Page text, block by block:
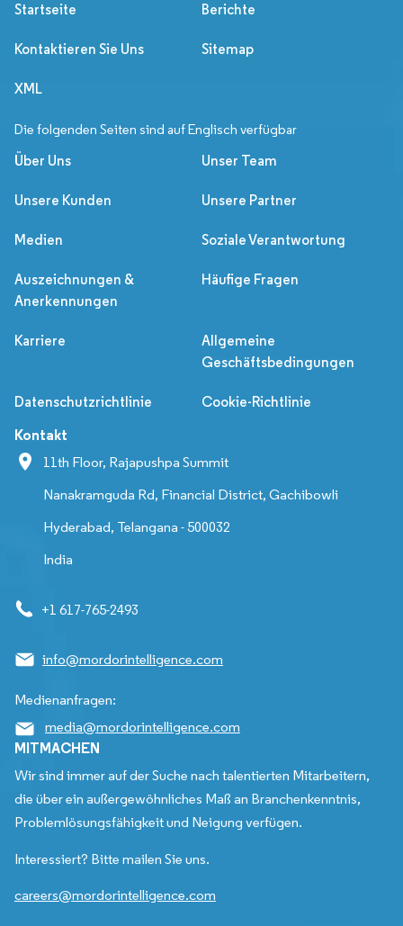
Startseite Berichte
Kontaktieren Sie Uns Sitemap
XML
Die folgenden Seiten sind auf Englisch verfügbar
Über Uns Unser Team
Unsere Kunden Unsere Partner
Medien Soziale Verantwortung
Auszeichnungen &
Anerkennungen
Häufige Fragen
Karriere
Allgemeine
Geschäftsbedingungen
Datenschutzrichtlinie Cookie-Richtlinie
Kontakt
11th Floor, Rajapushpa Summit
Nanakramguda Rd, Financial District, Gachibowli
Hyderabad, Telangana - 500032
India
+1 617-765-2493
info@mordorintelligence.com
Medienanfragen:
media@mordorintelligence.com
MITMACHEN
Wir sind immer auf der Suche nach talentierten Mitarbeitern,
die über ein außergewöhnliches Maß an Branchenkenntnis,
Problemlösungsfähigkeit und Neigung verfügen.
Interessiert? Bitte mailen Sie uns.
careers@mordorintelligence.com